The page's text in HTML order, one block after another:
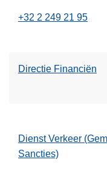
+32 2 249 21 95
Directie Financiën
Dienst Verkeer
Sancties)